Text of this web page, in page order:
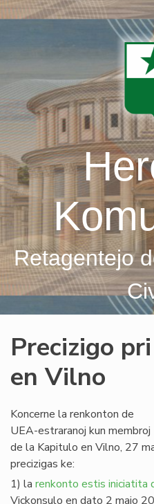
Skip
Retagentejo
Precizigo
en Vilno
Koncerne la renkonton de
UEA-estraranoj kun membroj
de la Kapitulo en Vilno, 27
precizigas ke:
1) la renkonto estis iniciatita
Vickonsulo en dato 2 majo